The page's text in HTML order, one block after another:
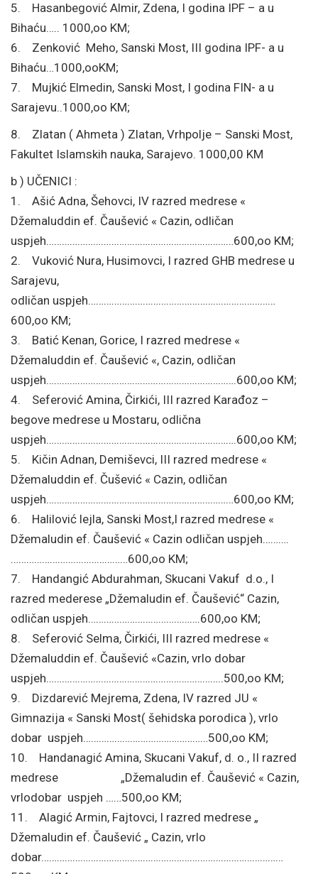
5. Hasanbegović Almir, Zdena, I godina IPF – a u
Bihaću….. 1000,oo KM;
6. Zenković Meho, Sanski Most, III godina IPF- a u
Bihaću…1000,ooKM;
7. Mujkić Elmedin, Sanski Most, I godina FIN- a u
Sarajevu..1000,oo KM;
8. Zlatan ( Ahmeta ) Zlatan, Vrhpolje – Sanski Most,
Fakultet Islamskih nauka, Sarajevo. 1000,00 KM
b ) UČENICI :
1. Ašić Adna, Šehovci, IV razred medrese «
Džemaluddin ef. Čaušević « Cazin, odličan
uspjeh………………………………………………………………600,oo KM;
2. Vuković Nura, Husimovci, I razred GHB medrese u
Sarajevu,
odličan uspjeh………………………………………………………………
600,oo KM;
3. Batić Kenan, Gorice, I razred medrese «
Džemaluddin ef. Čaušević «, Cazin, odličan
uspjeh……………………………………………………………….600,oo KM;
4. Seferović Amina, Čirkići, III razred Karađoz –
begove medrese u Mostaru, odlična
uspjeh……………………………………………………………….600,oo KM;
5. Kičin Adnan, Demiševci, III razred medrese «
Džemaluddin ef. Čušević « Cazin, odličan
uspjeh………………………………………………………………600,oo KM;
6. Halilović lejla, Sanski Most,I razred medrese «
Džemaludin ef. Čaušević « Cazin odličan uspjeh……….
………………………………………600,oo KM;
7. Handangić Abdurahman, Skucani Vakuf d.o., I
razred mederese „Džemaludin ef. Čaušević“ Cazin,
odličan uspjeh…………………………………….600,oo KM;
8. Seferović Selma, Čirkići, III razred medrese «
Džemaluddin ef. Čaušević «Cazin, vrlo dobar
uspjeh…………………………………………………………..500,oo KM;
9. Dizdarević Mejrema, Zdena, IV razred JU «
Gimnazija « Sanski Most( šehidska porodica ), vrlo
dobar uspjeh…………………………………………500,oo KM;
10. Handanagić Amina, Skucani Vakuf, d. o., II razred
medrese „Džemaludin ef. Čaušević « Cazin,
vrlodobar uspjeh ……500,oo KM;
11. Alagić Armin, Fajtovci, I razred medrese „
Džemaludin ef. Čaušević „ Cazin, vrlo
dobar…………………………………………………………………………………